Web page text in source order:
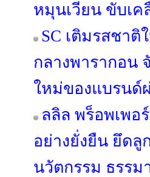
หมุนเวียน ขับเค
SC เติมรสชาติ
กลางพารากอน
ใหม่ของแบรนด์
ลลิล พร็อพเพอ
อย่างยั่งยืน ยึดลู
นวัตกรรม ธรร